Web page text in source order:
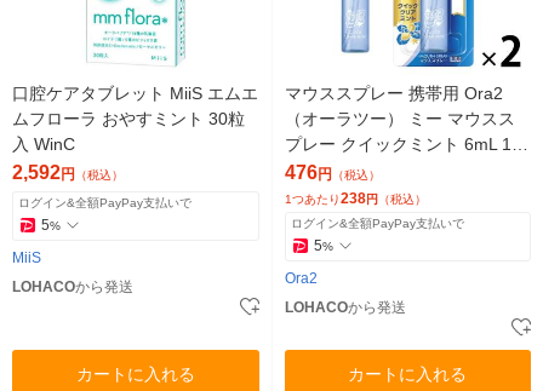
口腔ケアタブレット MiiS エムエ
ムフローラ おやすミント 30粒
入 WinC
2,592円 （税込）
ログイン&全額PayPay支払いで
5%
MiiS
LOHACOから発送
カートに入れる
マウススプレー 携帯用 Ora2
（オーラツー） ミー マウスス
プレー クイックミント 6mL 1セ
ット（2本）サンスター 口臭 ト
ラベル
476円 （税込）
1つあたり238円 （税込）
ログイン&全額PayPay支払いで
5%
Ora2
LOHACOから発送
カートに入れる